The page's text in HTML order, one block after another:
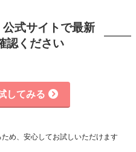
式サイトで最新
認ください
してみる
め、安心してお試しいただけます